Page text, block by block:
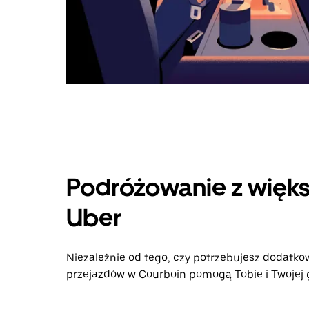
Podróżowanie z
Uber
Niezależnie od tego, czy potrzebujesz
przejazdów w Courboin pomogą Tobie i